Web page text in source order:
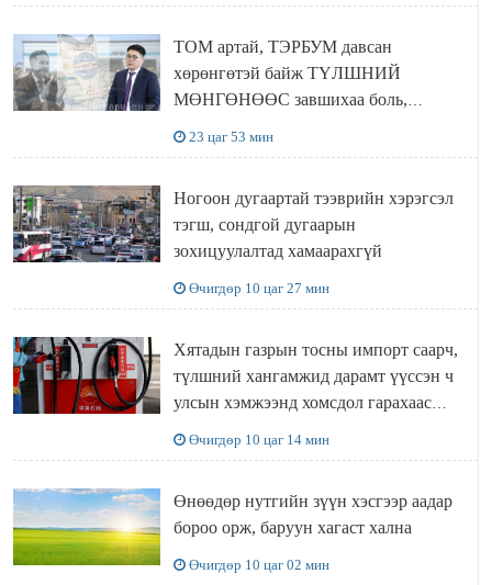
ТОМ артай, ТЭРБУМ давсан
хөрөнгөтэй байж ТҮЛШНИЙ
МӨНГӨНӨӨС завшихаа боль,
23 цаг 53 мин
Ногоон дугаартай тээврийн хэрэгсэл
тэгш, сондгой дугаарын
зохицуулалтад хамаарахгүй
Өчигдөр 10 цаг 27 мин
Хятадын газрын тосны импорт саарч,
түлшний хангамжид дарамт үүссэн ч
улсын хэмжээнд хомсдол гарахаас
Өчигдөр 10 цаг 14 мин
Өнөөдөр нутгийн зүүн хэсгээр аадар
бороо орж, баруун хагаст хална
Өчигдөр 10 цаг 02 мин